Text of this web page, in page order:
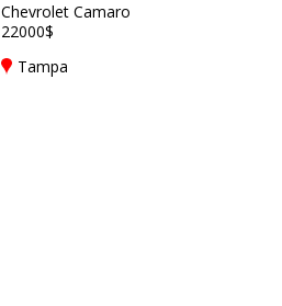
Chevrolet Camaro
22000$
Tampa